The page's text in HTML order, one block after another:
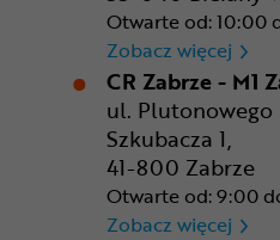
Otwarte od: 10:00
Zobacz więcej CR
CR Zabrze - M1
ul. Plutonowego
Szkubacza 1,
41-800 Zabrze
Otwarte od: 9:00
Zobacz więcej CR